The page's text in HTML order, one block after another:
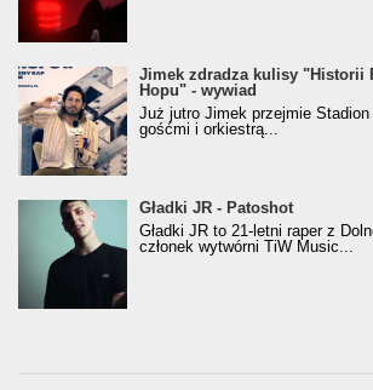
Jimek zdradza kulisy "Historii
Hopu" - wywiad
Jimek zdradza kulisy "Historii
Hopu" - wywiad
Już jutro Jimek przejmie
gośćmi i orkiestrą...
Gładki JR - Patoshot
Gładki JR - Patoshot
Gładki JR to 21-letni raper z
członek wytwórni TiW Music...